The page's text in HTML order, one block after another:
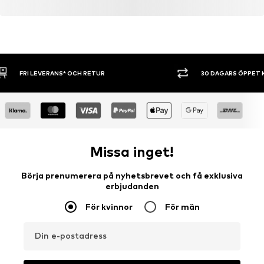
30 DAGARS ÖPPET KÖP SHOPPA NU.
Missa inget!
Börja prenumerera på nyhetsbrevet och få exklusiva
erbjudanden
För kvinnor För män
Din e-postadress